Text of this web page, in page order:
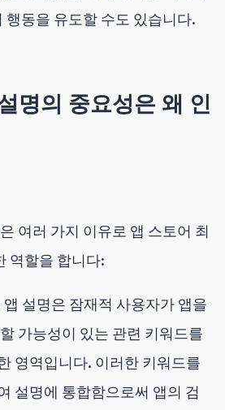
행동을 유도할 수도 있습니다.
명의 중요성은 왜 인
여러 가지 이유로 앱 스토어 최
역할을 합니다:
앱 설명은 잠재적 사용자가 앱을
가능성이 있는 관련 키워드를
영역입니다. 이러한 키워드를
설명에 통합함으로써 앱의 검